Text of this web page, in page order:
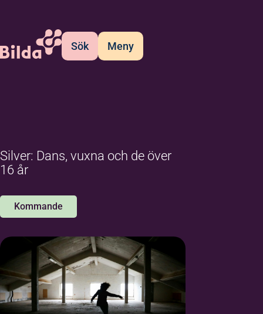
Sök Meny
Silver: Dans, vuxna och de över
16 år
Kommande